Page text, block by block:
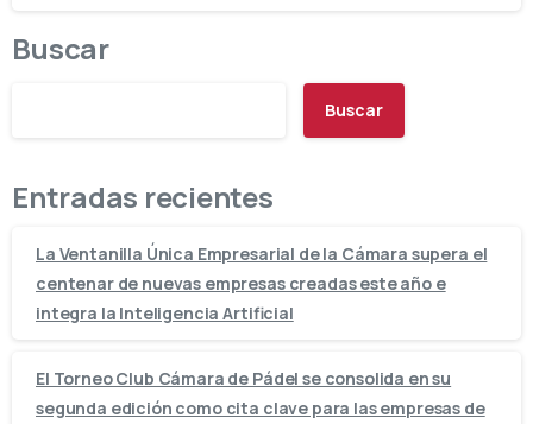
Buscar
Buscar
Entradas recientes
La Ventanilla Única Empresarial de la Cámara supera el
centenar de nuevas empresas creadas este año e
integra la Inteligencia Artificial
El Torneo Club Cámara de Pádel se consolida en su
segunda edición como cita clave para las empresas de